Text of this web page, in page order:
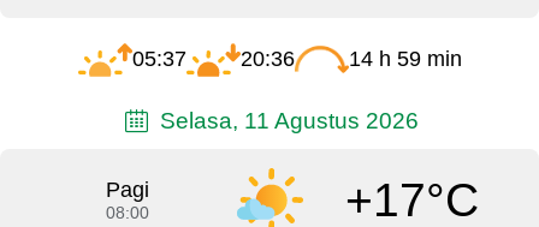
05:37 20:36 14 h 59 min
Selasa, 11 Agustus 2026
Pagi
08:00 +17°C